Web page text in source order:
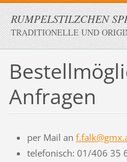
RUMPELSTILZCHEN
TRADITIONELLE UND
Anfragen
per Mail an
telefonisch: 01/406 35